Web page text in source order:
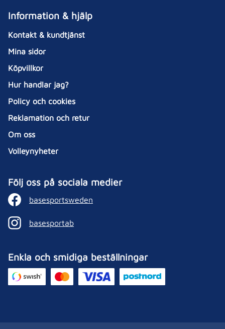
Information & hjälp
Kontakt & kundtjänst
Mina sidor
Köpvillkor
Hur handlar jag?
Policy och cookies
Reklamation och retur
Om oss
Volleynyheter
Följ oss på sociala medier
basesportsweden
basesportab
Enkla och smidiga beställningar